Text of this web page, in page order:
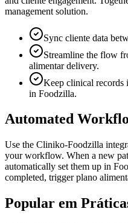
management solution.
Sync cliente data
Streamline the flow
alimentar delivery.
Keep clinical
in Foodzilla.
Automated
Use the Cliniko-Foodzilla
your workflow. When a new
automatically set them up in
completed, trigger plano
Popular em